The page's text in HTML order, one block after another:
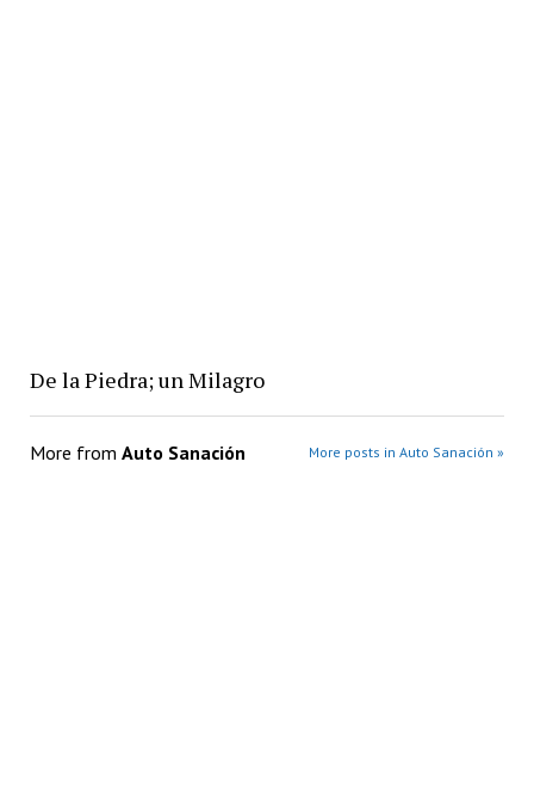
De la Piedra; un Milagro
More from Auto Sanación More posts in Auto Sanación »